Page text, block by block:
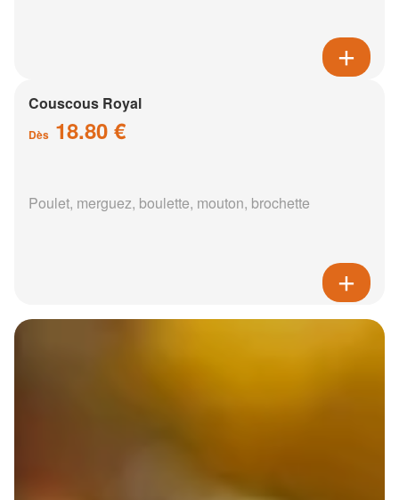
Couscous Royal
Dès 18.80 €
Poulet, merguez, boulette, mouton, brochette